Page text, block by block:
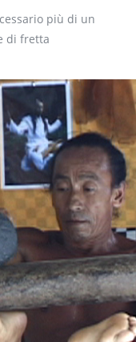
più di un
di fretta